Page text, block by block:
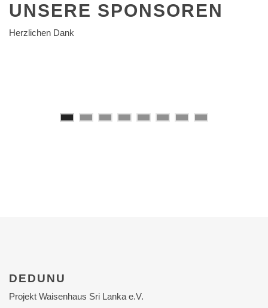
UNSERE SPONSOREN
Herzlichen Dank
DEDUNU
Projekt Waisenhaus Sri Lanka e.V.